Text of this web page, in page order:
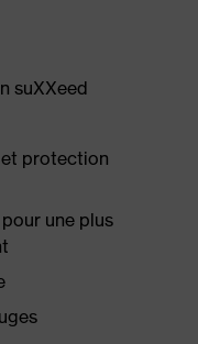
suXXeed
protection
une plus